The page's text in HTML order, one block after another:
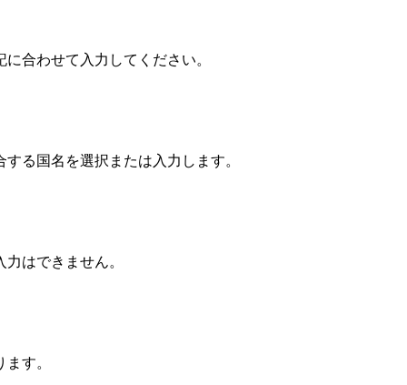
合わせて入力してください。
る国名を選択または入力します。
はできません。
す。